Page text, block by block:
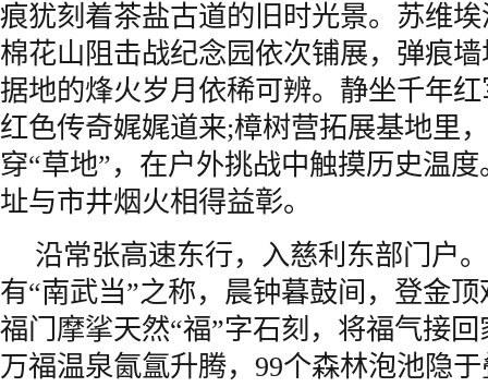
痕犹刻着茶盐古道的旧时光景。苏维
棉花山阻击战纪念园依次铺展，弹痕
据地的烽火岁月依稀可辨。静坐千年
红色传奇娓娓道来;樟树营拓展基地里
穿“草地”，在户外挑战中触摸历史温
址与市井烟火相得益彰。
沿常张高速东行，入慈利东部门户
有“南武当”之称，晨钟暮鼓间，登金
福门摩挲天然“福”字石刻，将福气接
万福温泉氤氲升腾，99个森林泡池隐